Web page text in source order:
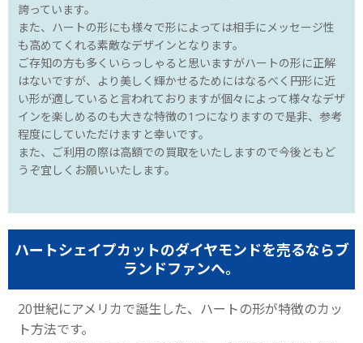
誇っています。
また、ハートの形にも様々で形によっては相手にメッセージ性
も高めてくれる素敵なデザインとなります。
ご存知の方も多くいらっしゃると思いますがハートの形に正解
はないですが、より美しく輝かせるためにはなるべく円形に近
い形が適していると言われておりますが個々によって様々なデザ
インを楽しめるのも大きな特徴の1つになりますので是非、参考
程度にしていただけますと幸いです。
また、ご利用の際は高額での買取をいたしますので今後ともど
うぞ宜しくお願いいたします。
ハートシェイプカットのダイヤモンドを売るならブ
ランドファンへ。
20世紀にアメリカで誕生した、ハートの形が特徴のカッ
ト方法です。